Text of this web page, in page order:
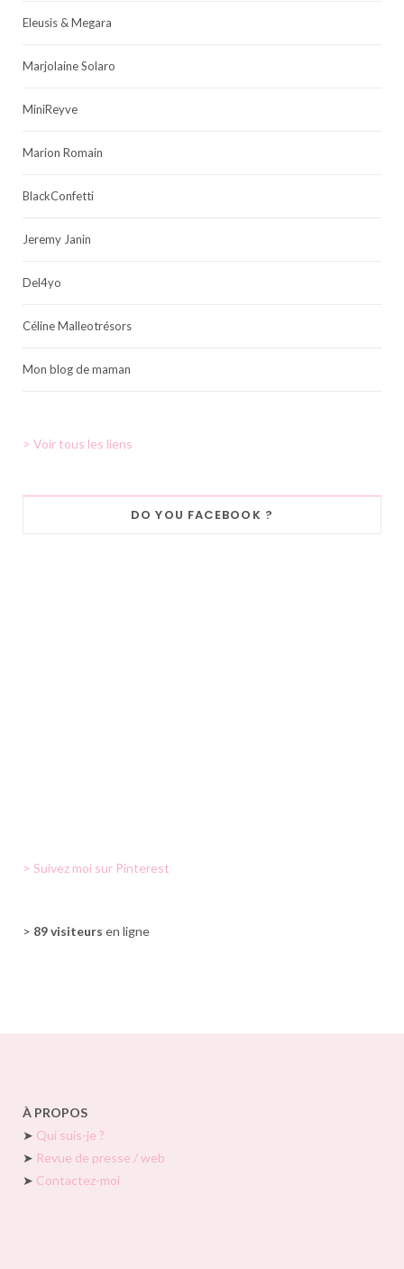
Eleusis & Megara
Marjolaine Solaro
MiniReyve
Marion Romain
BlackConfetti
Jeremy Janin
Del4yo
Céline Malleotrésors
Mon blog de maman
> Voir tous les liens
DO YOU FACEBOOK ?
> Suivez moi sur Pinterest
> 89 visiteurs en ligne
À PROPOS
➤ Qui suis-je ?
➤ Revue de presse / web
➤ Contactez-moi